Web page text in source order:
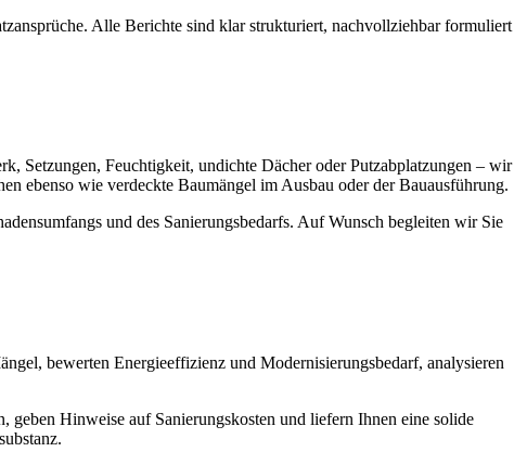
Alle Berichte sind klar strukturiert, nachvollziehbar formuliert
Setzungen, Feuchtigkeit, undichte Dächer oder Putzabplatzungen – wir
ebenso wie verdeckte Baumängel im Ausbau oder der Bauausführung.
und des Sanierungsbedarfs. Auf Wunsch begleiten wir Sie
bewerten Energieeffizienz und Modernisierungsbedarf, analysieren
geben Hinweise auf Sanierungskosten und liefern Ihnen eine solide